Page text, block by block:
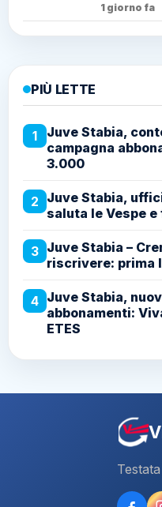
1 giorno fa
PIÙ LETTE
1
Juve Stabia,
campagna
3.000
2 Juve Stabia,
saluta le Vespe
3 Juve Stabia –
riscrivere: prima
4 Juve Stabia,
abbonamenti:
ETES